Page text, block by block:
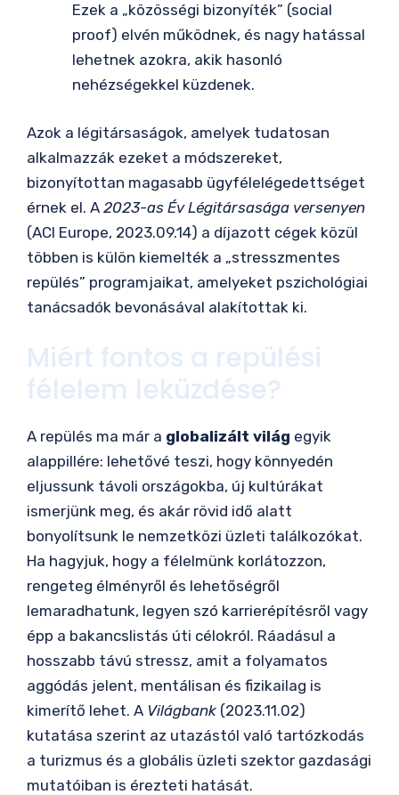
Ezek a „közösségi bizonyíték” (social
proof) elvén működnek, és nagy hatással
lehetnek azokra, akik hasonló
nehézségekkel küzdenek.
Azok a légitársaságok, amelyek tudatosan
alkalmazzák ezeket a módszereket,
bizonyítottan magasabb ügyfélelégedettséget
érnek el. A 2023-as Év Légitársasága versenyen
(ACI Europe, 2023.09.14) a díjazott cégek közül
többen is külön kiemelték a „stresszmentes
repülés” programjaikat, amelyeket pszichológiai
tanácsadók bevonásával alakítottak ki.
Miért fontos a repülési
félelem leküzdése?
A repülés ma már a globalizált világ egyik
alappillére: lehetővé teszi, hogy könnyedén
eljussunk távoli országokba, új kultúrákat
ismerjünk meg, és akár rövid idő alatt
bonyolítsunk le nemzetközi üzleti találkozókat.
Ha hagyjuk, hogy a félelmünk korlátozzon,
rengeteg élményről és lehetőségről
lemaradhatunk, legyen szó karrierépítésről vagy
épp a bakancslistás úti célokról. Ráadásul a
hosszabb távú stressz, amit a folyamatos
aggódás jelent, mentálisan és fizikailag is
kimerítő lehet. A Világbank (2023.11.02)
kutatása szerint az utazástól való tartózkodás
a turizmus és a globális üzleti szektor gazdasági
mutatóiban is érezteti hatását.